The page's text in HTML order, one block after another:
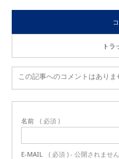
トラ
この記事へのコメントはありま
名前 ( 必須 )
E-MAIL ( 必須 ) - 公開されませ